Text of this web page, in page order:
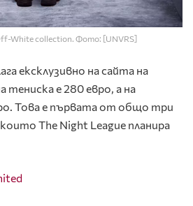
White collection. Фото: [UNVRS]
ексклузивно на сайта на
тениска е 280 евро, а на
Това е първата от общо три
The Night League планира